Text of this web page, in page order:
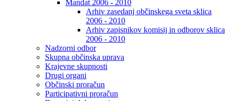
Mandat 2006 - 2010
Arhiv zasedanj občinskega sveta sklica
2006 - 2010
Arhiv zapisnikov komisij in odborov sklica
2006 - 2010
Nadzorni odbor
Skupna občinska uprava
Krajevne skupnosti
Drugi organi
Občinski proračun
Participativni proračun